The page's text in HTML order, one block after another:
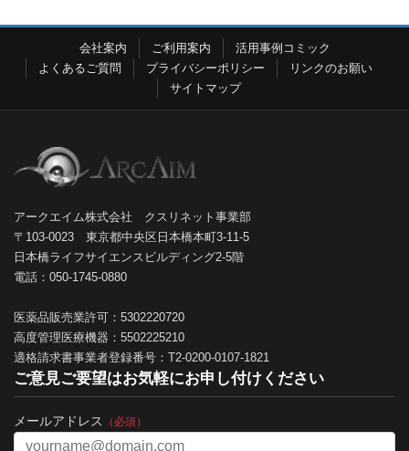
会社案内 ご利用案内
活用事例コミック
よくあるご質問
プライバシーポリシー
リンクのお願い
サイトマップ
アークエイム株式会社 クスリネット事業部
〒103-0023 東京都中央区日本橋本町3-11-5
日本橋ライフサイエンスビルディング2-5階
電話：050-1745-0880
医薬品販売業許可：5302220720
高度管理医療機器：5502225210
適格請求書事業者登録番号：T2-0200-0107-1821
ご意見ご要望はお気軽にお申し付けください
メールアドレス （必須）